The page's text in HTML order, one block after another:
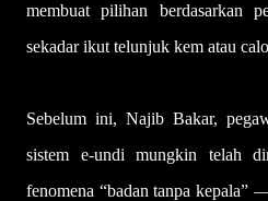
membuat pilihan berdasarkan
sekadar ikut telunjuk kem atau
Sebelum ini, Najib Bakar,
sistem e-undi mungkin telah
fenomena “badan tanpa kepala”